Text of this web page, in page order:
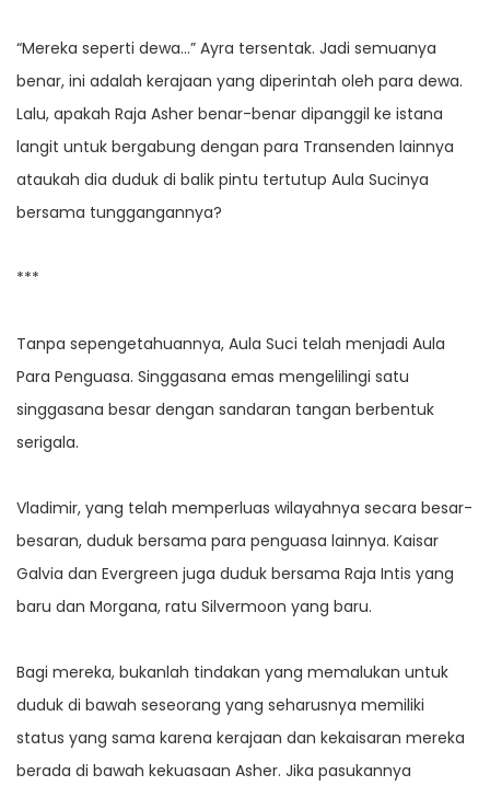
“Mereka seperti dewa…” Ayra tersentak. Jadi semuanya
benar, ini adalah kerajaan yang diperintah oleh para dewa.
Lalu, apakah Raja Asher benar-benar dipanggil ke istana
langit untuk bergabung dengan para Transenden lainnya
ataukah dia duduk di balik pintu tertutup Aula Sucinya
bersama tunggangannya?
***
Tanpa sepengetahuannya, Aula Suci telah menjadi Aula
Para Penguasa. Singgasana emas mengelilingi satu
singgasana besar dengan sandaran tangan berbentuk
serigala.
Vladimir, yang telah memperluas wilayahnya secara besar-
besaran, duduk bersama para penguasa lainnya. Kaisar
Galvia dan Evergreen juga duduk bersama Raja Intis yang
baru dan Morgana, ratu Silvermoon yang baru.
Bagi mereka, bukanlah tindakan yang memalukan untuk
duduk di bawah seseorang yang seharusnya memiliki
status yang sama karena kerajaan dan kekaisaran mereka
berada di bawah kekuasaan Asher. Jika pasukannya